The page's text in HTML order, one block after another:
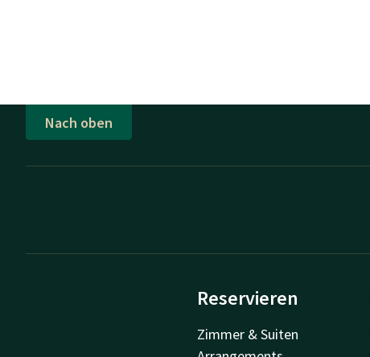
Nach oben
Reservieren
Zimmer & Suiten